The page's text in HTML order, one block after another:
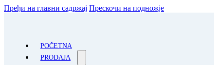
Пређи на главни садржај Прескочи на подножје
POČETNA
PRODAJA